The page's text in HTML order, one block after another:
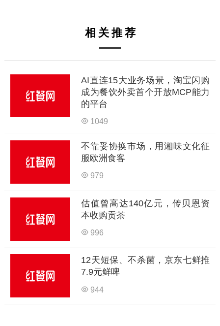
相关推荐
AI直连15大业务场景，淘宝闪购
成为餐饮外卖首个开放MCP能力
的平台
1049
不靠妥协换市场，用湘味文化征
服欧洲食客
979
估值曾高达140亿元，传贝恩资
本收购贡茶
996
12天短保、不杀菌，京东七鲜推
7.9元鲜啤
944